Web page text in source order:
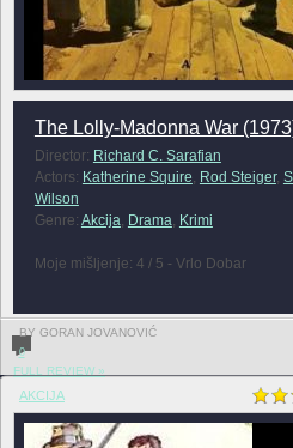
The Lolly-Madonna War
Director: Richard C. Sarafian
Actors: Katherine Squire Rod Steiger,
Wilson
Genre: Akcija Drama Krimi
Moje mišljenje: 4 / 5 - Vrlo Dobar
BY GORAN JOVANOVIĆ
0
FULL REVIEW »
AKCIJA